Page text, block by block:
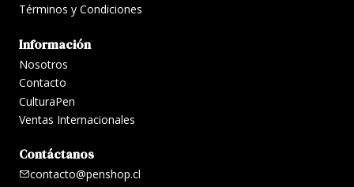
Términos y Condiciones
Información
Nosotros
Contacto
CulturaPen
Ventas Internacionales
Contáctanos
contacto@penshop.cl